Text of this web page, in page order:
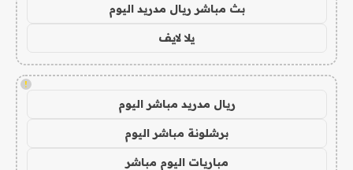
بث مباشر ريال مدريد اليوم
يلا لايف
!
ريال مدريد مباشر اليوم
برشلونة مباشر اليوم
مباريات اليوم مباشر